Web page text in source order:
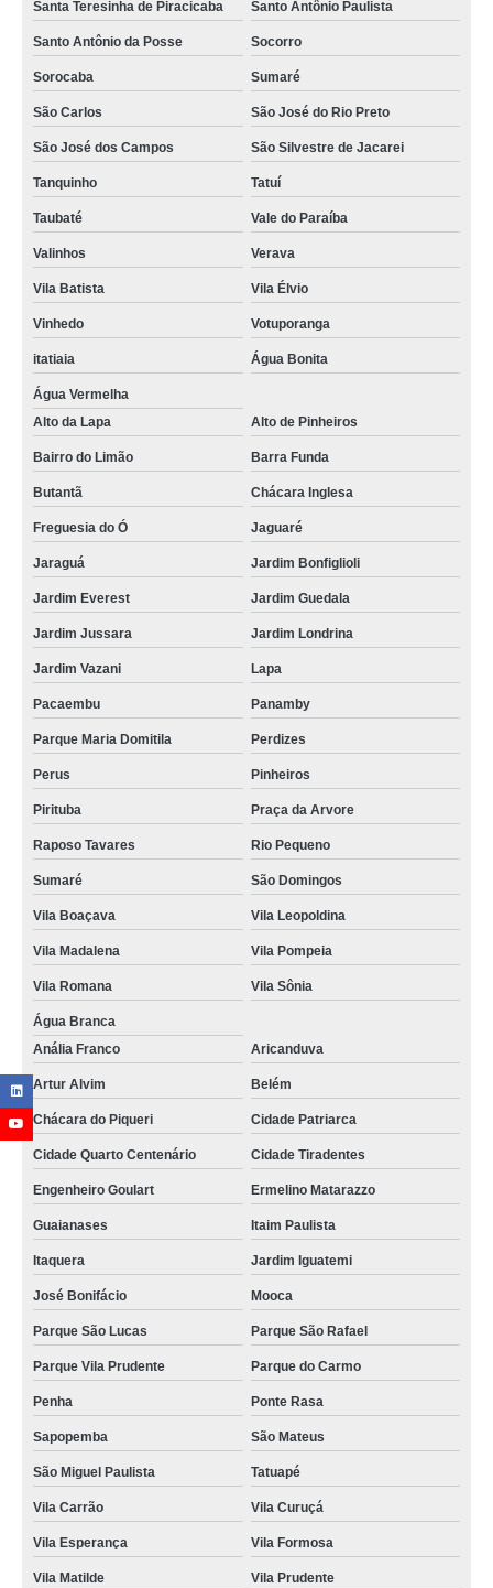
Santa Teresinha de Piracicaba Santo Antônio Paulista
Santo Antônio da Posse Socorro
Sorocaba Sumaré
São Carlos São José do Rio Preto
São José dos Campos São Silvestre de Jacarei
Tanquinho Tatuí
Taubaté Vale do Paraíba
Valinhos Verava
Vila Batista Vila Élvio
Vinhedo Votuporanga
itatiaia Água Bonita
Água Vermelha
Alto da Lapa
Alto de Pinheiros
Bairro do Limão Barra Funda
Butantã Chácara Inglesa
Freguesia do Ó Jaguaré
Jaraguá Jardim Bonfiglioli
Jardim Everest Jardim Guedala
Jardim Jussara Jardim Londrina
Jardim Vazani Lapa
Pacaembu Panamby
Parque Maria Domitila Perdizes
Perus Pinheiros
Pirituba Praça da Arvore
Raposo Tavares Rio Pequeno
Sumaré São Domingos
Vila Boaçava Vila Leopoldina
Vila Madalena Vila Pompeia
Vila Romana Vila Sônia
Água Branca
Anália Franco
Aricanduva
Artur Alvim Belém
Chácara do Piqueri Cidade Patriarca
Cidade Quarto Centenário Cidade Tiradentes
Engenheiro Goulart Ermelino Matarazzo
Guaianases Itaim Paulista
Itaquera Jardim Iguatemi
José Bonifácio Mooca
Parque São Lucas Parque São Rafael
Parque Vila Prudente Parque do Carmo
Penha Ponte Rasa
Sapopemba São Mateus
São Miguel Paulista Tatuapé
Vila Carrão Vila Curuçá
Vila Esperança Vila Formosa
Vila Matilde Vila Prudente